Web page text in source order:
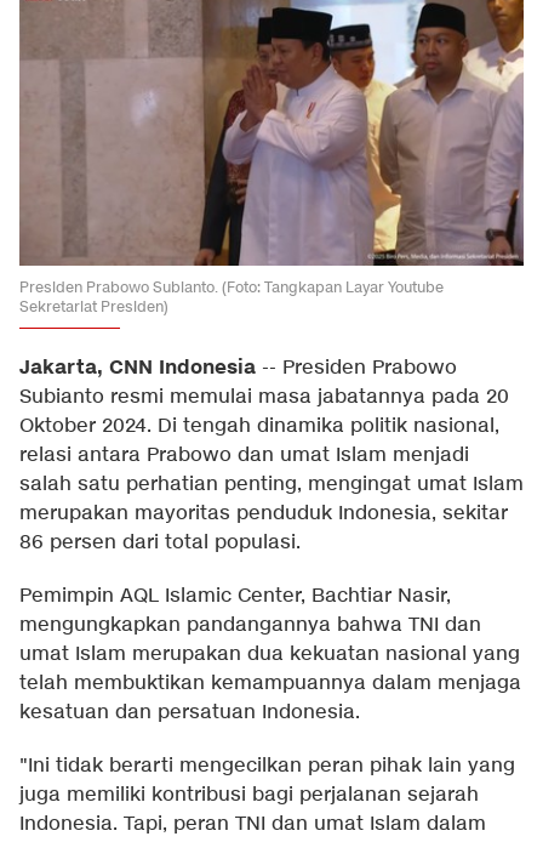
Presiden Prabowo Subianto. (Foto: Tangkapan Layar Youtube
Sekretariat Presiden)
Jakarta, CNN Indonesia -- Presiden Prabowo
Subianto resmi memulai masa jabatannya pada 20
Oktober 2024. Di tengah dinamika politik nasional,
relasi antara Prabowo dan umat Islam menjadi
salah satu perhatian penting, mengingat umat Islam
merupakan mayoritas penduduk Indonesia, sekitar
86 persen dari total populasi.
Pemimpin AQL Islamic Center, Bachtiar Nasir,
mengungkapkan pandangannya bahwa TNI dan
umat Islam merupakan dua kekuatan nasional yang
telah membuktikan kemampuannya dalam menjaga
kesatuan dan persatuan Indonesia.
"Ini tidak berarti mengecilkan peran pihak lain yang
juga memiliki kontribusi bagi perjalanan sejarah
Indonesia. Tapi, peran TNI dan umat Islam dalam